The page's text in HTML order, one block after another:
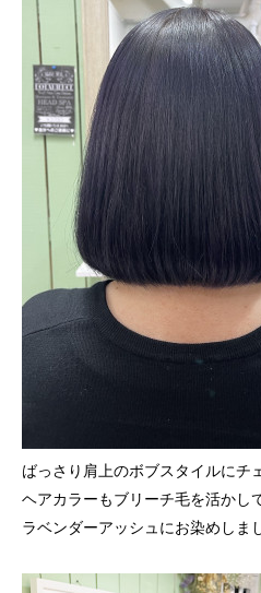
ばっさり肩上のボブスタイルにチ
ヘアカラーもブリーチ毛を活かし
ラベンダーアッシュにお染めしま